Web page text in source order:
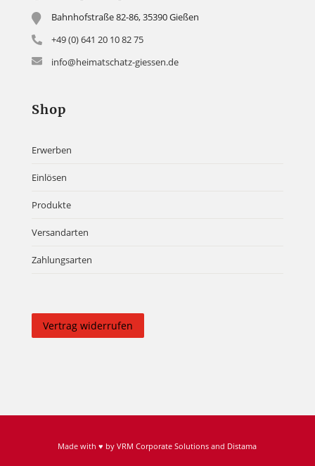
Bahnhofstraße 82-86, 35390 Gießen
+49 (0) 641 20 10 82 75
info@heimatschatz-giessen.de
Shop
Erwerben
Einlösen
Produkte
Versandarten
Zahlungsarten
Vertrag widerrufen
Made with ♥ byVRM Corporate Solutions and Distama